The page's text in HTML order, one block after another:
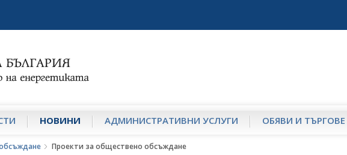
НОВИНИ АДМИНИСТРАТИВНИ УСЛУГИ ОБЯВИ И ТЪРГОВЕ
Проекти за обществено обсъждане